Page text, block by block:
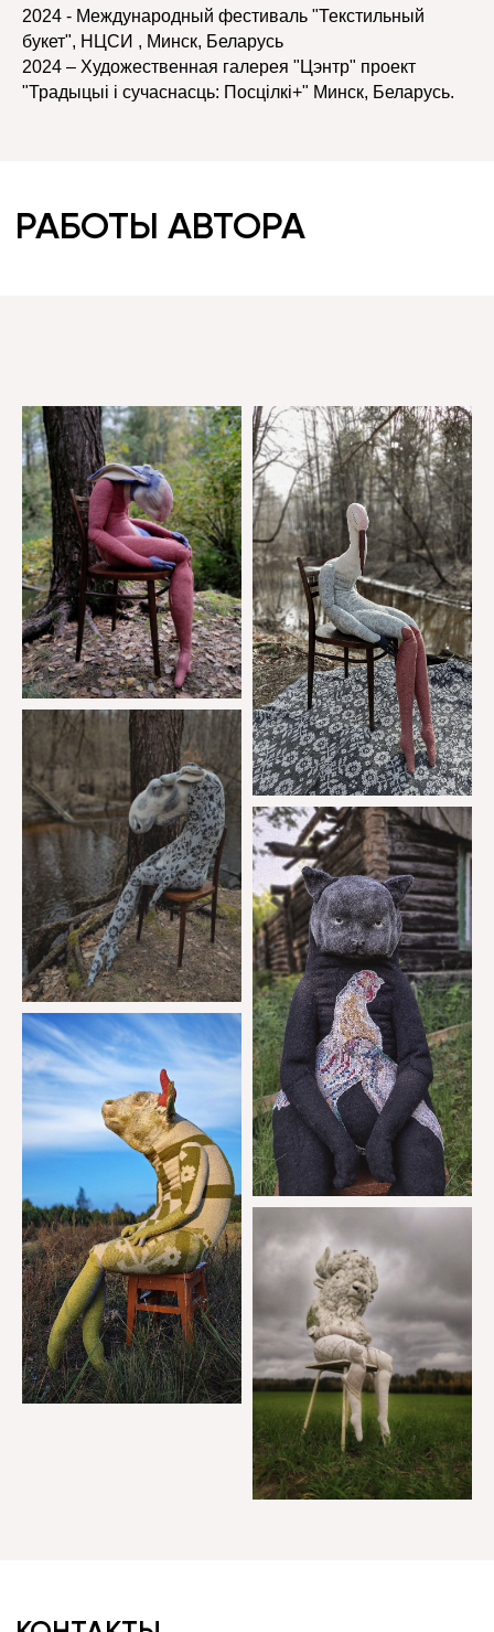
2024 - Международный фестиваль "Текстильный
букет", НЦСИ , Минск, Беларусь
2024 – Художественная галерея "Цэнтр" проект
"Традыцыі і сучаснасць: Посцілкі+" Минск, Беларусь.
КОНТАКТЫ
https://www.instagram.com/milazemlia/
forum@forumdesign.ru
+375 29 668-46-50